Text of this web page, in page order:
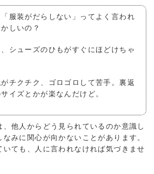
「服装がだらしない」ってよく言われ
しいの？
シューズのひもがすぐにほどけちゃ
チクチク、ゴロゴロして苦手。裏返
イズとかが楽なんだけど。
他人からどう見られているのか意識し
みに関心が向かないことがあります。
いても、人に言われなければ気づきませ